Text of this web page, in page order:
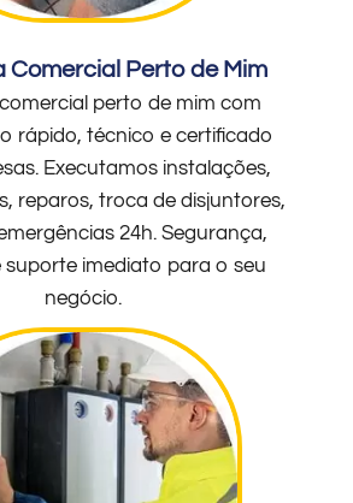
Comercial Perto de Mim
perto de mim com
rápido, técnico e certificado
Executamos instalações,
reparos, troca de disjuntores,
24h. Segurança,
suporte imediato para o seu
negócio.